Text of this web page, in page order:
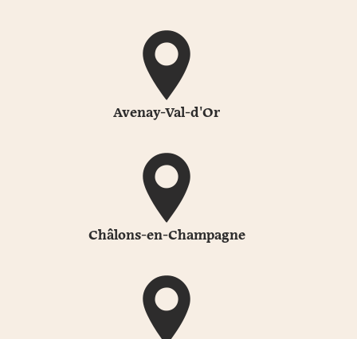
Avenay-Val-d'Or
Châlons-en-Champagne